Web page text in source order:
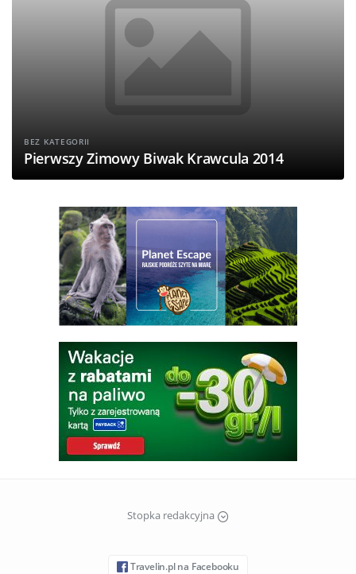
BEZ KATEGORII
Pierwszy Zimowy Biwak Krawcula 2014
Stopka redakcyjna
Travelin.pl na Facebooku